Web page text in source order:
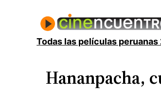
contenidoTodas las películas peruanas
Hananpacha,